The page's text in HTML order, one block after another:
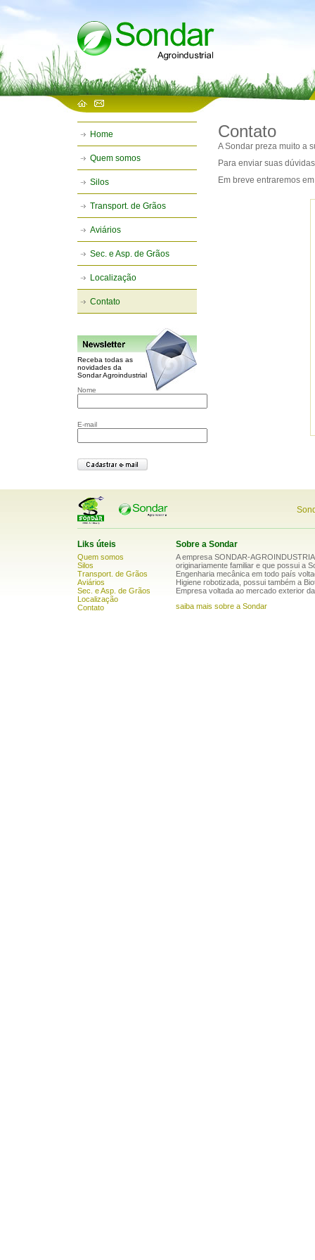
Home
Quem somos
Silos
Transport. de Grãos
Aviários
Sec. e Asp. de Grãos
Localização
Contato
Receba todas as
novidades da
Sondar Agroindustrial
Nome
E-mail
Contato
A Sondar preza muito a
Para enviar suas
Em breve entraremos
Liks úteis
Quem somos
Silos
Transport. de Grãos
Aviários
Sec. e Asp. de Grãos
Localização
Contato
Sobre a Sondar
A empresa SONDAR-
originariamente familiar e que possui a
Engenharia mecânica em todo país
Higiene robotizada, possui também a
Empresa voltada ao mercado exterior
saiba mais sobre a Sondar